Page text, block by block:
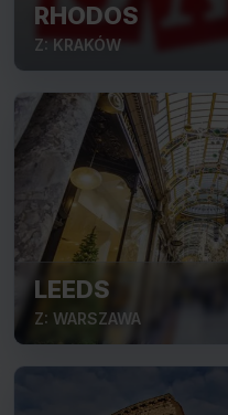
RHODOS
Z: KRAKÓW
LEEDS
Z: WARSZAWA